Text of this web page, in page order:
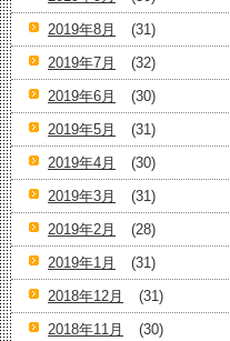
2019年8月
(31)
2019年7月
(32)
2019年6月
(30)
2019年5月
(31)
2019年4月
(30)
2019年3月
(31)
2019年2月
(28)
2019年1月
(31)
2018年12月
(31)
2018年11月
(30)